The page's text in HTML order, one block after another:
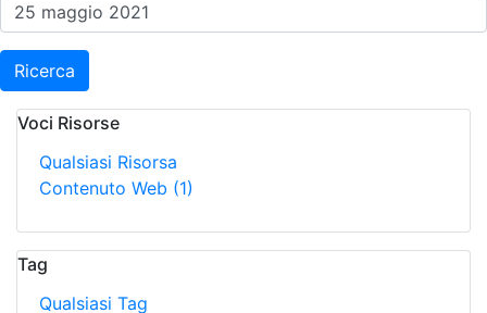
Ricerca
Voci Risorse
Qualsiasi Risorsa
Contenuto Web (1)
Tag
Qualsiasi Tag